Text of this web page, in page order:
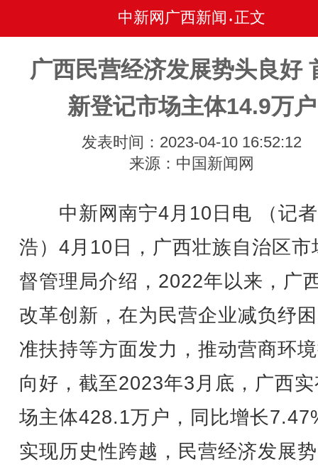
中新网广西新闻 • 正文
广西民营经济发展势头良好
新登记市场主体14.9万户
发表时间：2023-04-10 16:52:12
来源：中国新闻网
中新网南宁4月10日电 （记
浩）4月10日，广西壮族自治区市
督管理局介绍，2022年以来，广
改革创新，在为民营企业减负纾
准扶持等方面发力，推动营商环
向好，截至2023年3月底，广西
场主体428.1万户，同比增长
实现历史性跨越，民营经济发展